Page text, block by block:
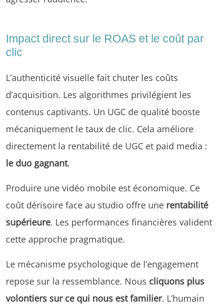
Impact direct sur le ROAS et le coût par
clic
L’authenticité visuelle fait chuter les coûts
d’acquisition. Les algorithmes privilégient les
contenus captivants. Un UGC de qualité booste
mécaniquement le taux de clic. Cela améliore
directement la rentabilité de UGC et paid media :
le duo gagnant.
Produire une vidéo mobile est économique. Ce
coût dérisoire face au studio offre une rentabilité
supérieure. Les performances financières valident
cette approche pragmatique.
Le mécanisme psychologique de l’engagement
repose sur la ressemblance. Nous cliquons plus
volontiers sur ce qui nous est familier. L’humain